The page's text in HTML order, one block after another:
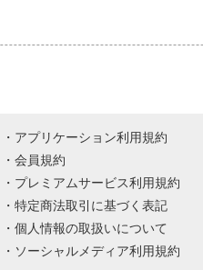
アプリケーション利用規約
会員規約
プレミアムサービス利用規約
特定商法取引に基づく表記
個人情報の取扱いについて
ソーシャルメディア利用規約